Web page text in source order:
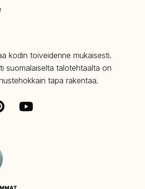
kodin toiveidenne mukaisesti.
suomalaiselta talotehtaalta on
tapa rakentaa.
PinterestYoutube